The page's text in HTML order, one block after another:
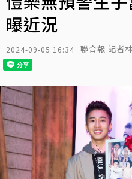
曝近況
2024-09-05 16:34 聯合報 記者